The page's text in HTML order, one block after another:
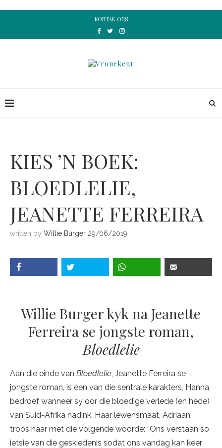
KONTAK ONS
KIES ’N BOEK:
BLOEDLELIE,
JEANETTE FERREIRA
written by Willie Burger 29/06/2019
Willie Burger kyk na Jeanette
Ferreira se jongste roman,
Bloedlelie
Aan die einde van Bloedlelie, Jeanette Ferreira se
jongste roman, is een van die sentrale karakters, Hanna,
bedroef wanneer sy oor die bloedige verlede (en hede)
van Suid-Afrika nadink. Haar lewensmaat, Adriaan,
troos haar met die volgende woorde: “Ons verstaan so
ietsie van die geskiedenis sodat ons vandag kan keer